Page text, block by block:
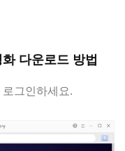
다운로드 방법
그인하세요.